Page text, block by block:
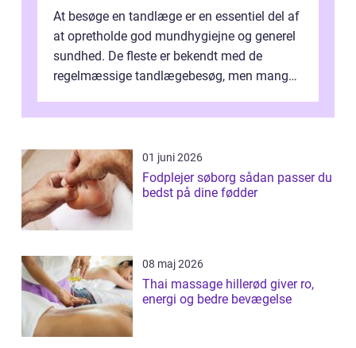
At besøge en tandlæge er en essentiel del af
at opretholde god mundhygiejne og generel
sundhed. De fleste er bekendt med de
regelmæssige tandlægebesøg, men mange
01 juni 2026
Fodplejer søborg sådan passer du
bedst på dine fødder
08 maj 2026
Thai massage hillerød giver ro,
energi og bedre bevægelse